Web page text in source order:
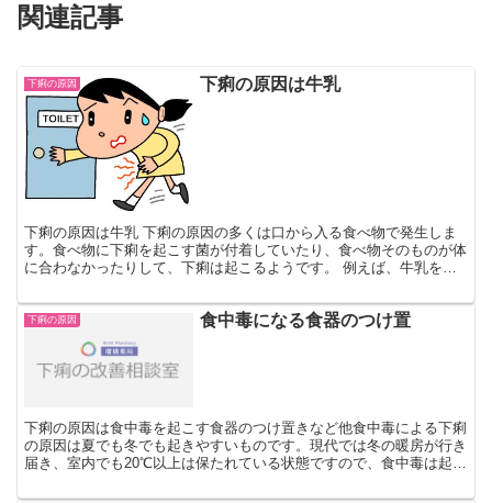
関連記事
下痢の原因 下痢の原因は牛乳
下痢の原因は牛乳 下痢の原因の多くは口から入る食べ物で発生しま
す。食べ物に下痢を起こす菌が付着していたり、食べ物そのものが体
に合わなかったりして、下痢は起こるようです。 例えば、牛乳を飲
下痢の原因 食中毒になる食器のつけ置
下痢の原因は食中毒を起こす食器のつけ置きなど他食中毒による下痢
の原因は夏でも冬でも起きやすいものです。現代では冬の暖房が行き
届き、室内でも20℃以上は保たれている状態ですので、食中毒は起き